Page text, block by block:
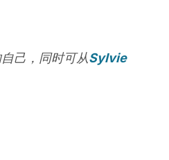
己，同时可从Sylvie